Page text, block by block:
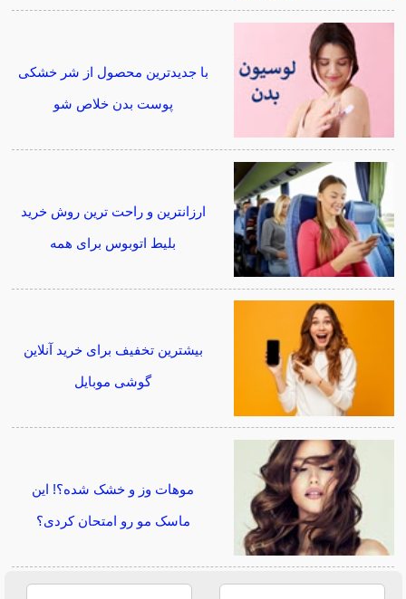
با جدیدترین محصول از شر خشکی
پوست بدن خلاص شو
ارزانترین و راحت ترین روش خرید
بلیط اتوبوس برای همه
بیشترین تخفیف برای خرید آنلاین
گوشی موبایل
موهات وز و خشک شده؟! این
ماسک مو رو امتحان کردی؟